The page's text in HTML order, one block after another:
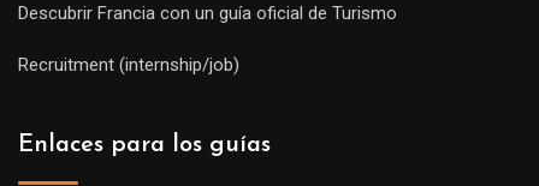
Descubrir Francia con un guía oficial de Turismo
Recruitment (internship/job)
Enlaces para los guías